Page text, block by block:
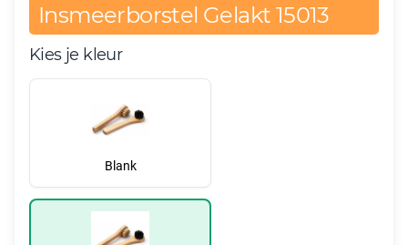
Insmeerborstel Gelakt 15013
Kies je kleur
Blank